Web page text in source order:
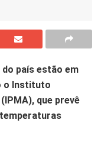
país estão em
o Instituto
que prevê
temperaturas